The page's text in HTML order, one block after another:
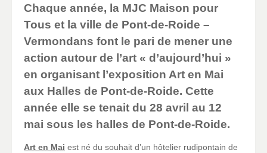
Chaque année, la MJC Maison pour
Tous et la ville de Pont-de-Roide –
Vermondans font le pari de mener une
action autour de l’art « d’aujourd’hui »
en organisant l’exposition Art en Mai
aux Halles de Pont-de-Roide. Cette
année elle se tenait du 28 avril au 12
mai sous les halles de Pont-de-Roide.
Art en Mai est né du souhait d’un hôtelier rudipontain de